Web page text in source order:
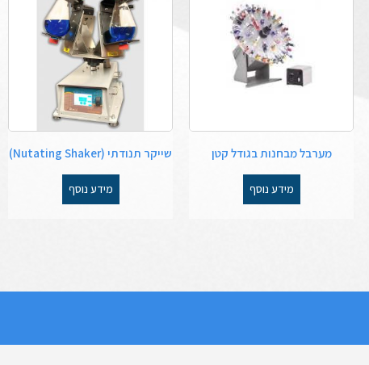
מערבל מבחנות בגודל קטן
מידע נוסף
שייקר תנודתי (Nutating Shaker)
מידע נוסף